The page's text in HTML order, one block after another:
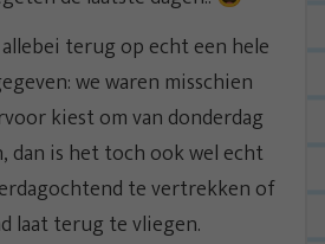
terug op echt een hele
we waren misschien
kiest om van donderdag
dan is het toch ook wel echt
te vertrekken of
laat terug te vliegen.